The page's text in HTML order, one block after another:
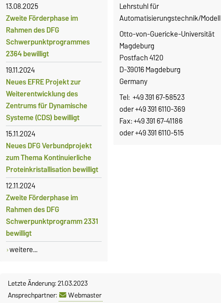
13.08.2025
Zweite Förderphase im
Rahmen des DFG
Schwerpunktprogrammes
2364 bewilligt
19.11.2024
Neues EFRE Projekt zur
Weiterentwicklung des
Zentrums für Dynamische
Systeme (CDS) bewilligt
15.11.2024
Neues DFG Verbundprojekt
zum Thema Kontinuierliche
Proteinkristallisation bewilligt
12.11.2024
Zweite Förderphase im
Rahmen des DFG
Schwerpunktprogramm 2331
bewilligt
weitere...
Lehrstuhl für
Automatisierungstechnik/
Otto-von-Guericke-Universität
Magdeburg
Postfach 4120
D-39016 Magdeburg
Germany
Tel: +49 391 67-58523
oder +49 391 6110-369
Fax: +49 391 67-41186
oder +49 391 6110-515
Letzte Änderung: 21.03.2023
Ansprechpartner:
Webmaster